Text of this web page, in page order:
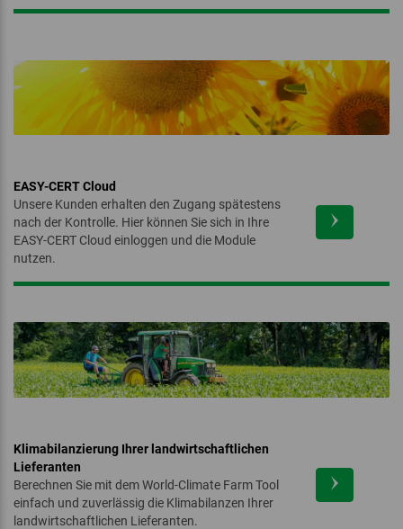
EASY-CERT Cloud
Unsere Kunden erhalten den Zugang spätestens
nach der Kontrolle. Hier können Sie sich in Ihre
EASY-CERT Cloud einloggen und die Module
nutzen.
Klimabilanzierung Ihrer landwirtschaftlichen
Lieferanten
Berechnen Sie mit dem World-Climate Farm Tool
einfach und zuverlässig die Klimabilanzen Ihrer
landwirtschaftlichen Lieferanten.